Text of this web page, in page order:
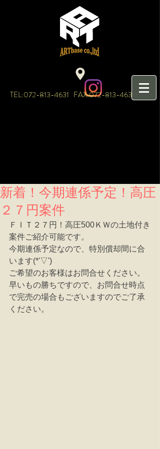
TEL:072-813-4631 FAX:072-813-4632
新着！今期連係予定！高圧
２７円案件
ＦＩＴ２７円！高圧500ＫＷの土地付き
案件ご紹介可能です。
今期連係予定なので、特別償却間に合
います(*'▽')
ご希望のお客様はお問合せください。
早いもの勝ちですので、お問合せ時点
で完売の場合もございますのでご了承
ください。